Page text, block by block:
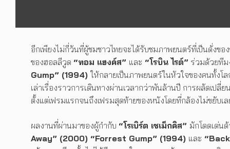
อีกเพียงไม่กี่วันที่ผู้ชมชาวไทยจะได้รับชมภาพยนตร์ที่เป็นดั่ง
ของฮอลลีวูด “ทอม แฮงค์ส” และ “โรบิน ไรต์” ร่วมด้วยที
Gump” (1994) ให้กลายเป็นภาพยนตร์ในหัวใจของคนทั้งโ
เล่าเรื่องราวการเดินทางผ่านเวลากว่าพันล้านปี การผลัดเ
ตั้งแต่เฟรมแรกจนถึงเฟรมสุดท้ายของหนังโดยที่กล้องไม่ขยับเล
ผลงานที่ผ่านมาของผู้กำกับ “โรเบิร์ต เซเม็กคิส” มักโดดเด่น
Away” (2000) “Forrest Gump” (1994) และ